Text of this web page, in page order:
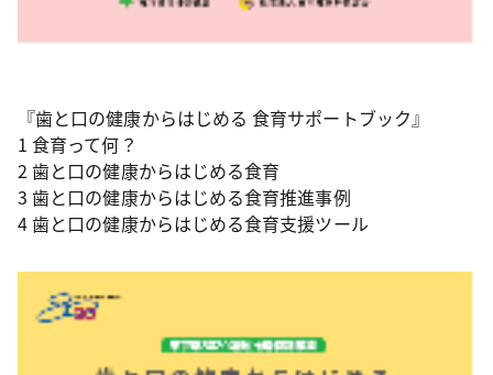
『歯と口の健康からはじめる 食育サポートブック』
1 食育って何？
2 歯と口の健康からはじめる食育
3 歯と口の健康からはじめる食育推進事例
4 歯と口の健康からはじめる食育支援ツール